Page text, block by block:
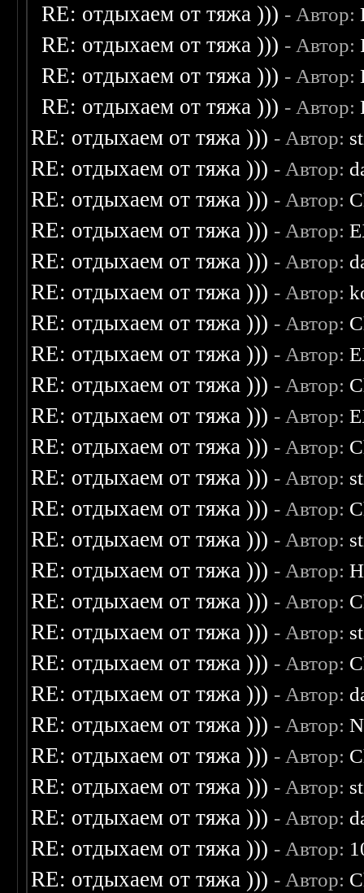
RE: отдыхаем от тяжа ))) - Автор:
RE: отдыхаем от тяжа ))) - Автор:
RE: отдыхаем от тяжа ))) - Автор:
RE: отдыхаем от тяжа ))) - Автор:
RE: отдыхаем от тяжа ))) - Автор:
RE: отдыхаем от тяжа ))) - Автор:
RE: отдыхаем от тяжа ))) - Автор:
RE: отдыхаем от тяжа ))) - Автор:
RE: отдыхаем от тяжа ))) - Автор:
RE: отдыхаем от тяжа ))) - Автор:
RE: отдыхаем от тяжа ))) - Автор:
RE: отдыхаем от тяжа ))) - Автор:
RE: отдыхаем от тяжа ))) - Автор:
RE: отдыхаем от тяжа ))) - Автор:
RE: отдыхаем от тяжа ))) - Автор:
RE: отдыхаем от тяжа ))) - Автор:
RE: отдыхаем от тяжа ))) - Автор:
RE: отдыхаем от тяжа ))) - Автор:
RE: отдыхаем от тяжа ))) - Автор:
RE: отдыхаем от тяжа ))) - Автор:
RE: отдыхаем от тяжа ))) - Автор:
RE: отдыхаем от тяжа ))) - Автор:
RE: отдыхаем от тяжа ))) - Автор:
RE: отдыхаем от тяжа ))) - Автор:
RE: отдыхаем от тяжа ))) - Автор:
RE: отдыхаем от тяжа ))) - Автор:
RE: отдыхаем от тяжа ))) - Автор:
RE: отдыхаем от тяжа ))) - Автор:
RE: отдыхаем от тяжа ))) - Автор: